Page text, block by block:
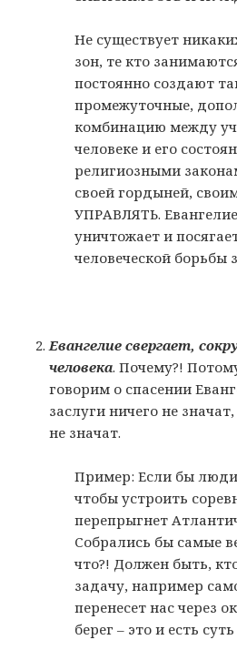
Не существует
зон, те кто
постоянно создают
промежуточные,
комбинацию между
человеке и его
религиозными
своей гордыней,
УПРАВЛЯТЬ.
уничтожает и
человеческой борьбы
Евангелие свергает,
человека. Почему?!
говорим о спасении
заслуги ничего не
не значат.
Пример: Если бы люди
чтобы устроить
перепрыгнет
Собрались бы самые
что?! Должен быть,
задачу, например
перенесет нас через
берег – это и есть